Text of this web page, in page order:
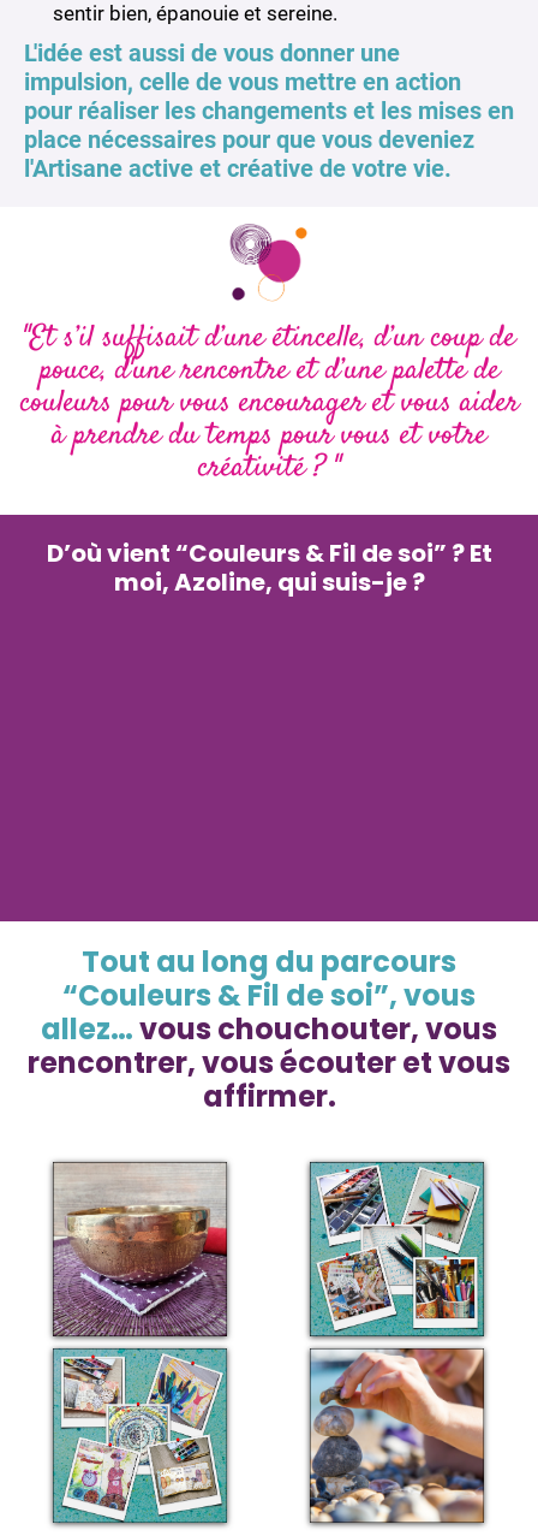
sentir bien, épanouie et sereine.
L'idée est aussi de vous donner une
impulsion, celle de vous mettre en action
pour réaliser les changements et les mises en
place nécessaires pour que vous deveniez
l'Artisane active et créative de votre vie.
"Et s’il suffisait d’une étincelle, d’un coup de
pouce, d'une rencontre et d’une palette de
couleurs pour vous encourager et vous aider
à prendre du temps pour vous et votre
créativité ? "
D’où vient “Couleurs & Fil de soi” ? Et
moi, Azoline, qui suis-je ?
Tout au long du parcours
“Couleurs & Fil de soi”, vous
allez…vous chouchouter, vous
rencontrer, vous écouter et vous
affirmer.